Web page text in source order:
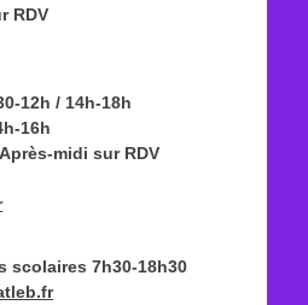
RDV
12h / 14h-18h
16h
midi sur RDV
scolaires 7h30-18h30